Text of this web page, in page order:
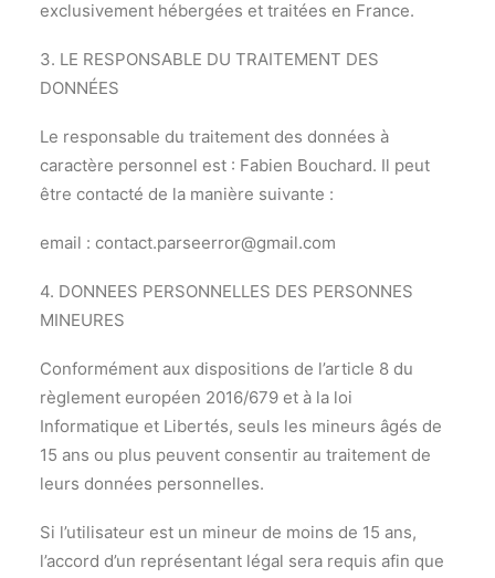
exclusivement hébergées et traitées en France.
3. LE RESPONSABLE DU TRAITEMENT DES
DONNÉES
Le responsable du traitement des données à
caractère personnel est : Fabien Bouchard. Il peut
être contacté de la manière suivante :
email : contact.parseerror@gmail.com
4. DONNEES PERSONNELLES DES PERSONNES
MINEURES
Conformément aux dispositions de l’article 8 du
règlement européen 2016/679 et à la loi
Informatique et Libertés, seuls les mineurs âgés de
15 ans ou plus peuvent consentir au traitement de
leurs données personnelles.
Si l’utilisateur est un mineur de moins de 15 ans,
l’accord d’un représentant légal sera requis afin que